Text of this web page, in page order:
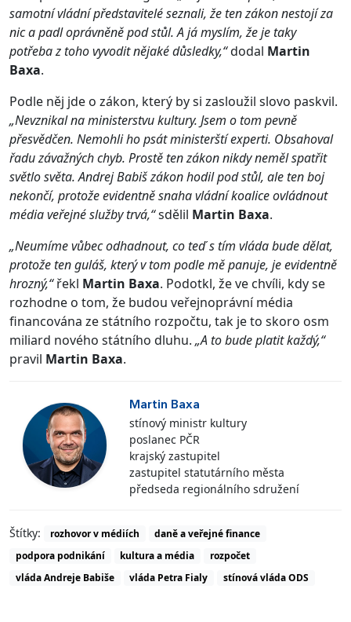
samotní vládní představitelé seznali, že ten zákon nestojí za
nic a padl oprávněně pod stůl. A já myslím, že je taky
potřeba z toho vyvodit nějaké důsledky,“dodal Martin
Baxa.
Podle něj jde o zákon, který by si zasloužil slovo paskvil.
„Nevznikal na ministerstvu kultury. Jsem o tom pevně
přesvědčen. Nemohli ho psát ministerští experti. Obsahoval
řadu závažných chyb. Prostě ten zákon nikdy neměl spatřit
světlo světa. Andrej Babiš zákon hodil pod stůl, ale ten boj
nekončí, protože evidentně snaha vládní koalice ovládnout
média veřejné služby trvá,“sdělil Martin Baxa.
„Neumíme vůbec odhadnout, co teď s tím vláda bude dělat,
protože ten guláš, který v tom podle mě panuje, je evidentně
hrozný,“řekl Martin Baxa. Podotkl, že ve chvíli, kdy se
rozhodne o tom, že budou veřejnoprávní média
financována ze státního rozpočtu, tak je to skoro osm
miliard nového státního dluhu. „A to bude platit každý,“
pravil Martin Baxa.
Martin Baxa
stínový ministr kultury
poslanec PČR
krajský zastupitel
zastupitel statutárního města
předseda regionálního sdružení
Štítky: rozhovor v médiích
daně a veřejné finance
podpora podnikání
kultura a média
rozpočet
vláda Andreje Babiše
vláda Petra Fialy stínová vláda ODS